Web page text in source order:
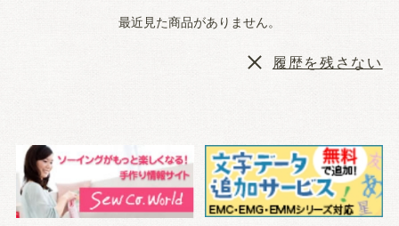
最近見た商品がありません。
履歴を残さない